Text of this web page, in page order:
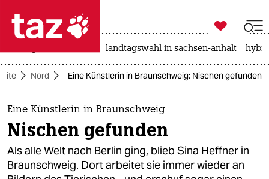
 taz zahl ich
taz zahl ich
themen
politik
öko

taz zahl ich
landtagswahl in sachsen-anhalt
Nord Eine Künstlerin in Braunschweig: Nischen gefunden
Eine Künstlerin in Braunschweig
Nischen gefunden
Als alle Welt nach Berlin ging, blieb Sina Heffner in
Braunschweig. Dort arbeitet sie immer wieder an